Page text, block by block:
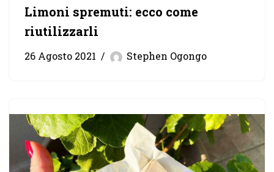
Limoni spremuti: ecco come
riutilizzarli
26 Agosto 2021 Stephen Ogongo